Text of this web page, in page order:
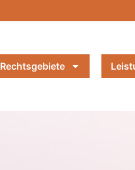
Rechtsgebiete